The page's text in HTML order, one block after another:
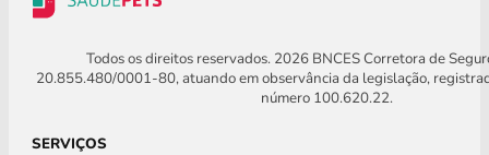
Todos os direitos reservados. 2026 BNCES Corretora de
20.855.480/0001-80, atuando em observância da legislação,
número 100.620.22.
SERVIÇOS